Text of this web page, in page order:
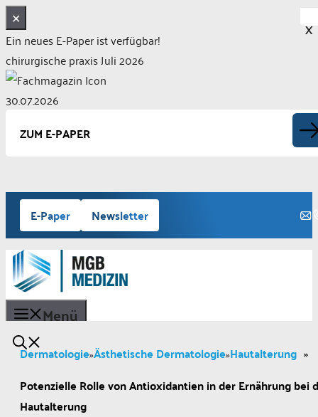
✕
Ein neues E-Paper ist verfügbar!
chirurgische praxis Juli 2026
30.07.2026
ZUM E-PAPER
Zum
Inhalt
springen
E-Paper Newsletter
Menü
Dermatologie»Ästhetische Dermatologie»Hautalterung »
Potenzielle Rolle von Antioxidantien in der Ernährung bei
Hautalterung
X